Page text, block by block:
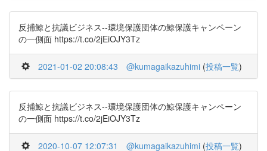
反捕鯨と抗議ビジネス--環境保護団体の鯨保護キャンペーン
の一側面 https://t.co/2jEiOJY3Tz
2021-01-02 20:08:43 @kumagaikazuhimi (投稿一覧)
反捕鯨と抗議ビジネス--環境保護団体の鯨保護キャンペーン
の一側面 https://t.co/2jEiOJY3Tz
2020-10-07 12:07:31 @kumagaikazuhimi (投稿一覧)